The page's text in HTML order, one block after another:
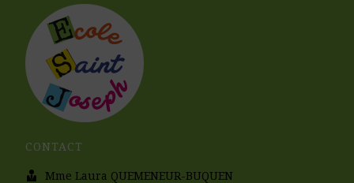
CONTACT
Mme Laura QUEMENEUR-BUQUEN